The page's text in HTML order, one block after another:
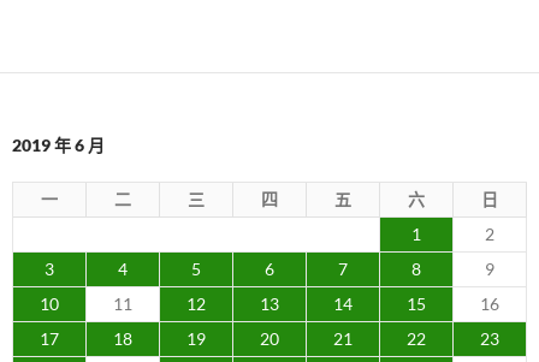
2019 年 6 月
一 二 三 四 五 六
日
1
2
3
4 5 6 7 8
9
10
11 12 13 14 15
16
17
18 19 20 21 22
23